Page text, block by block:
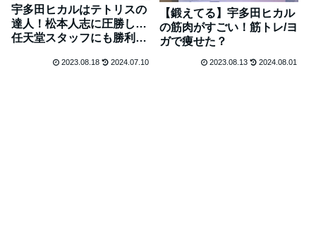
宇多田ヒカルはテトリスの
達人！松本人志に圧勝し…
任天堂スタッフにも勝利
2023.08.18 2024.07.10
【鍛えてる】宇多田ヒカル
の筋肉がすごい！筋トレ/ヨ
ガで痩せた？
2023.08.13 2024.08.01